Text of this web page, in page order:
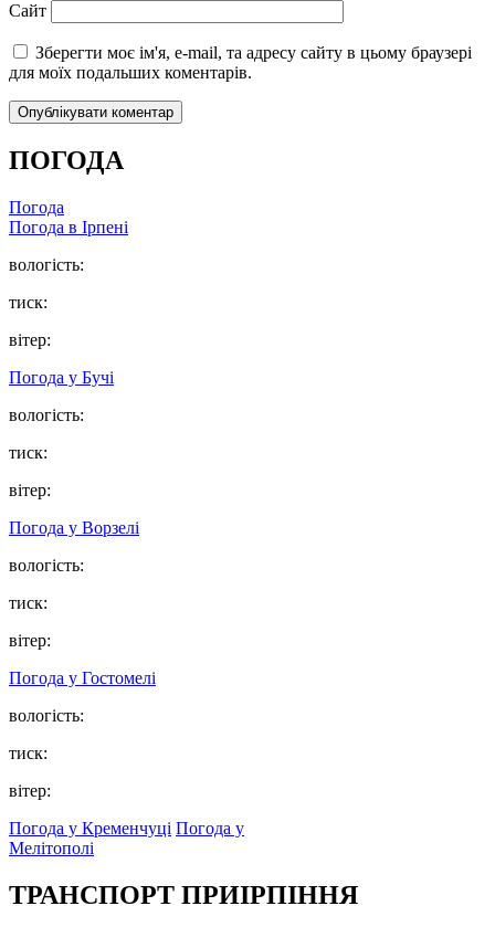
Сайт
Зберегти моє ім'я, e-mail, та адресу сайту в цьому браузері
для моїх подальших коментарів.
ПОГОДА
Погода
Погода в Ірпені
вологість:
тиск:
вітер:
Погода у Бучі
вологість:
тиск:
вітер:
Погода у Ворзелі
вологість:
тиск:
вітер:
Погода у Гостомелі
вологість:
тиск:
вітер:
Погода у Кременчуці Погода у
Мелітополі
ТРАНСПОРТ ПРИІРПІННЯ